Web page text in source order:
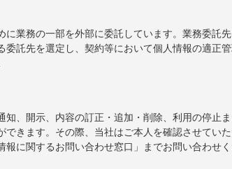
業務の一部を外部に委託しています。業務委託
託先を選定し、契約等において個人情報の適正
、開示、内容の訂正・追加・削除、利用の停止
きます。その際、当社はご本人を確認させてい
に関するお問い合わせ窓口」までお問い合わせく